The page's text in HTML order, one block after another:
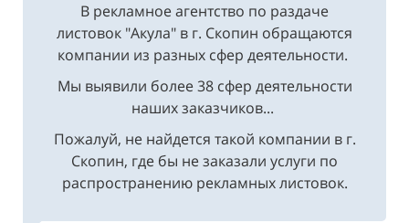
В рекламное агентство по раздаче
листовок "Акула" в г. Скопин обращаются
компании из разных сфер деятельности.
Мы выявили более 38 сфер деятельности
наших заказчиков...
Пожалуй, не найдется такой компании в г.
Скопин, где бы не заказали услуги по
распространению рекламных листовок.